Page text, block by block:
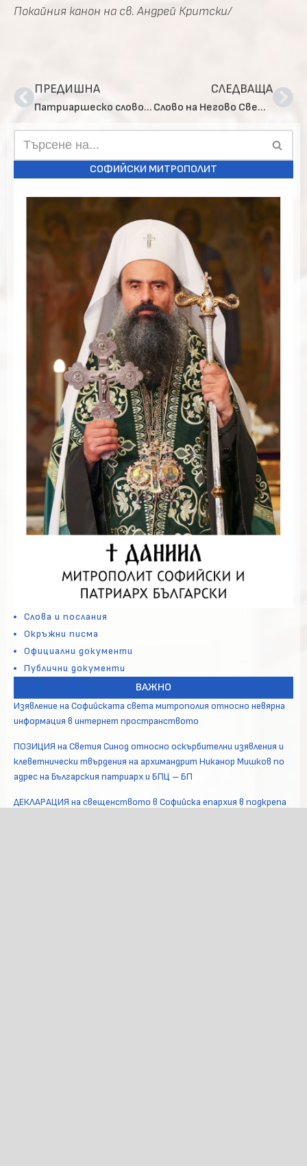
Покайния канон на св. Андрей Критски/
ПРЕДИШНА
Патриаршеско слово за Благовещение
СЛЕДВАЩА
Слово на Негово Светейшество Българския патриарх Неофит за Неделя сиропустна
СОФИЙСКИ МИТРОПОЛИТ
Слова и послания
Окръжни писма
Официални документи
Публични документи
ВАЖНО
Изявление на Софийската света митрополия относно невярна
информация в интернет пространството
ПОЗИЦИЯ на Светия Синод относно оскърбителни изявления и
клеветнически твърдения на архимандрит Никанор Мишков по
адрес на Българския патриарх и БПЦ – БП
ДЕКЛАРАЦИЯ на свещенството в Софийска епархия в подкрепа